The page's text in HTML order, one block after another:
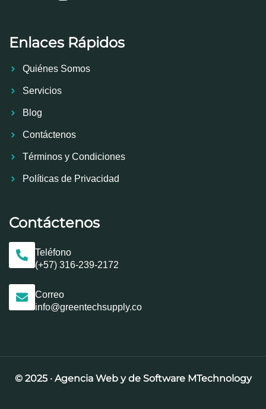
Enlaces Rápidos
Quiénes Somos
Servicios
Blog
Contáctenos
Términos y Condiciones
Políticas de Privacidad
Contáctenos
Teléfono
(+57) 316-239-2172
Correo
info@greentechsupply.co
© 2025 · AgenciaWeb y de Software MTechnology